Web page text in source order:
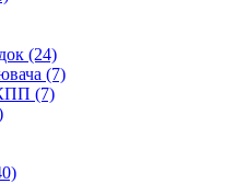
(24)
(7)
(7)